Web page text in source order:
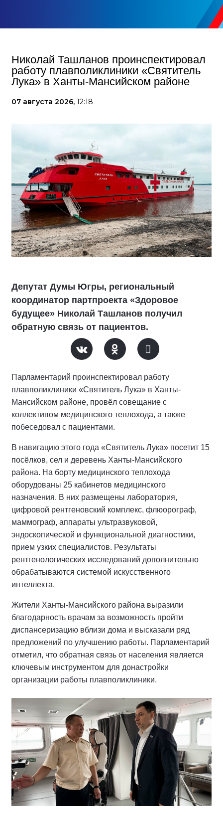
Николай Ташланов проинспектировал
работу плавполиклиники «Святитель
Лука» в Ханты-Мансийском районе
07 августа 2026, 12:18
Депутат Думы Югры, региональный
координатор партпроекта «Здоровое
будущее» Николай Ташланов получил
обратную связь от пациентов.
Парламентарий проинспектировал работу
плавполиклиники «Святитель Лука» в Ханты-
Мансийском районе, провёл совещание с
коллективом медицинского теплохода, а также
побеседовал с пациентами.
В навигацию этого года «Святитель Лука» посетит 15
посёлков, сел и деревень Ханты-Мансийского
района. На борту медицинского теплохода
оборудованы 25 кабинетов медицинского
назначения. В них размещены лаборатория,
цифровой рентгеновский комплекс, флюорограф,
маммограф, аппараты ультразвуковой,
эндоскопической и функциональной диагностики,
прием узких специалистов. Результаты
рентгенологических исследований дополнительно
обрабатываются системой искусственного
интеллекта.
Жители Ханты-Мансийского района выразили
благодарность врачам за возможность пройти
диспансеризацию вблизи дома и высказали ряд
предложений по улучшению работы. Парламентарий
отметил, что обратная связь от населения является
ключевым инструментом для донастройки
организации работы плавполиклиники.